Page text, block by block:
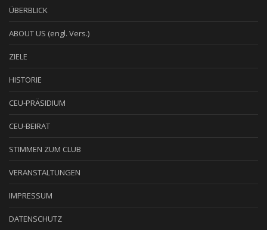
ÜBERBLICK
ABOUT US (engl. Vers.)
ZIELE
HISTORIE
CEU-PRÄSIDIUM
CEU-BEIRAT
STIMMEN ZUM CLUB
VERANSTALTUNGEN
IMPRESSUM
DATENSCHUTZ